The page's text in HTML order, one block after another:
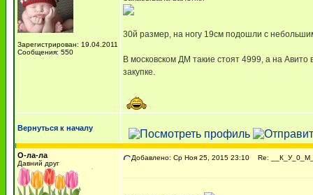
Зарегистрирован: 19.04.2011
Сообщения: 550
30й размер, на ногу 19см подошли с
В московском ДМ такие стоят 4999, а на
закупке.
Вернуться к началу
О-ла-ла
Давний друг
Добавлено: Ср Ноя 25, 2015 23:10 Re: